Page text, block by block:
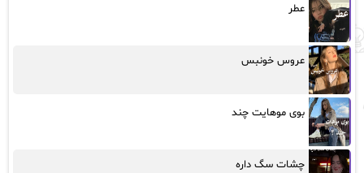
عطر
عروس خونبس
بوی موهایت چند
چشات سگ داره